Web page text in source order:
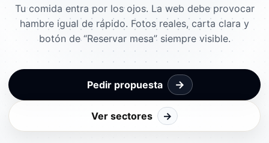
Tu comida entra por los ojos. La web debe provocar
hambre igual de rápido. Fotos reales, carta clara y
botón de “Reservar mesa” siempre visible.
Pedir propuesta →
Ver sectores →